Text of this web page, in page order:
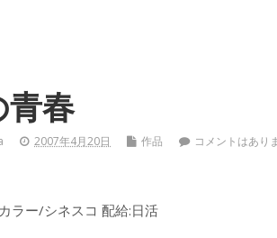
青春
2007年4月20日 作品 コメントはあり
ラー/シネスコ 配給:日活